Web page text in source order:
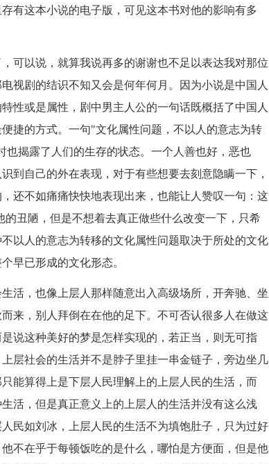
有这本小说的电子版，可见这本书对他的影响有多
以说，就算我说再多的谢谢也不足以表达我对那位
视剧的结识不知又会是何年何月。因为小说是中国人
性或是属性，剧中男主人公的一句话既概括了中国人
捷的方式。一句"文化属性问题，不以人的意志为转
揭露了人们的生存的状态。一个人善也好，恶也
到自己的外在表现，对于有些想要去刻意隐瞒一下，
还不如痛痛快快地表现出来，也能让人赞叹一句：这
丑陋，但是不想着去真正做些什么改变一下，只希
以人的意志为转移的文化属性问题取决于所处的文化
早已形成的文化形态。
，也像上层人那样随意出入高级场所，开奔驰、坐
来，别人拜倒在在他的足下。不可否认很多人在做这
说这种美好的梦是怎样实现的，若正当，则无可指
层社会的生活并不是脖子里挂一串金链子，旁边坐几
能算得上是下层人民理解上的上层人民的生活，而
活，但是真正意义上的上层人的生活并没有这么浅
民如刘冰，上层人民的生活不为填饱肚子，只为过好
不在乎于每顿饭吃的是什么，哪怕是方便面，但是他